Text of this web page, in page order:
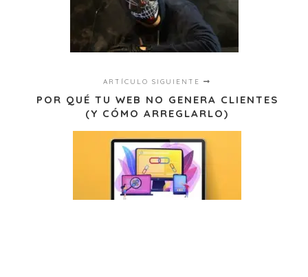
ARTÍCULO SIGUIENTE
POR QUÉ TU WEB NO GENERA CLIENTES
(Y CÓMO ARREGLARLO)